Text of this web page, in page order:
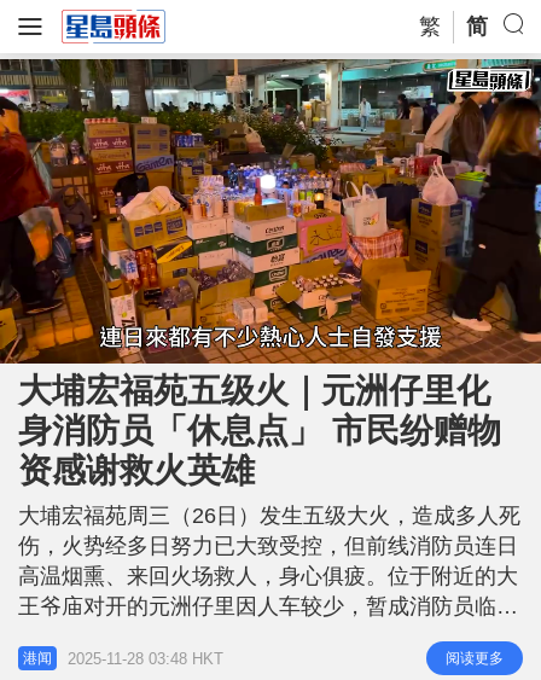
繁 简
n
m
u
t
e
L
o
a
d
e
:
7
1
.
3
7
大埔宏福苑五级火｜元洲仔里化
身消防员「休息点」 市民纷赠物
资感谢救火英雄
大埔宏福苑周三（26日）发生五级大火，造成多人死
伤，火势经多日努力已大致受控，但前线消防员连日
高温烟熏、来回火场救人，身心俱疲。位于附近的大
王爷庙对开的元洲仔里因人车较少，暂成消防员临时
休息点，不少街坊得悉情况后纷纷前往送上物资，向
他们致意和支持。 网上流传的图片与短片所见，临
港闻 2025-11-28 03:48 HKT 阅读更多